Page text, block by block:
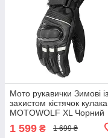
Мото рукавички Зимові із
захистом кістячок кулака
MOTOWOLF XL Чорний
1 599 ₴ 1 699 ₴